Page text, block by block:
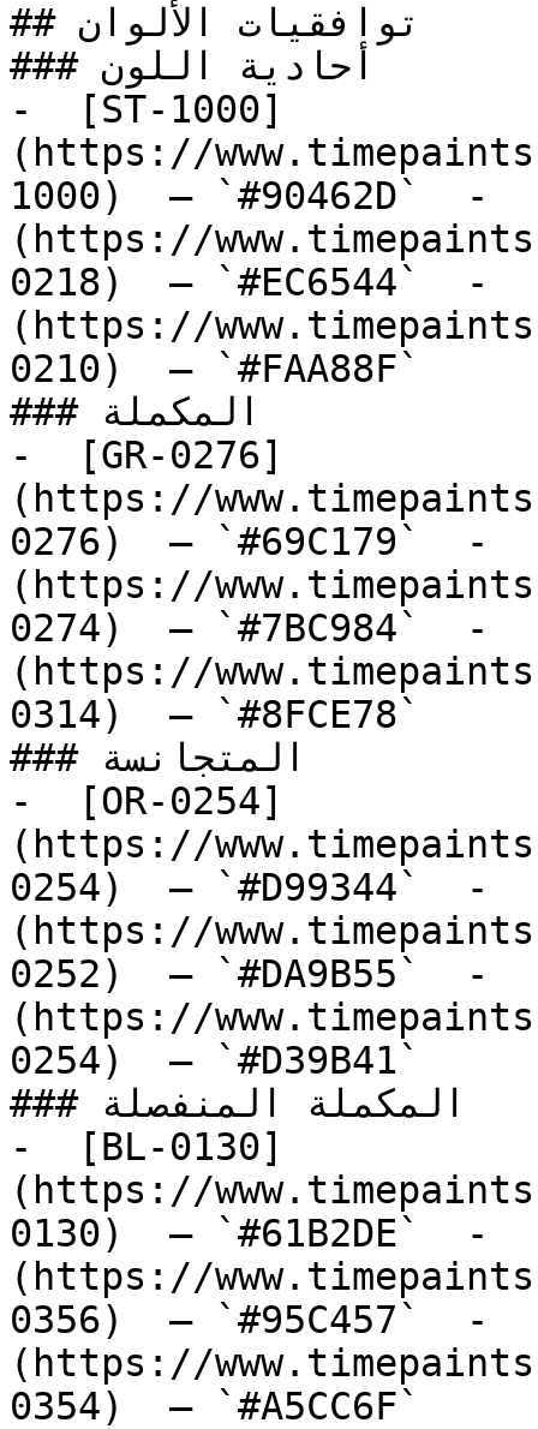
## توافقيات الألوان
### أحادية اللون
-  [ST-1000]
(https://
1000)  — `#90462D`  -
(https://
0218)  — `#EC6544`  -
(https://
0210)  — `#FAA88F`
### المكملة
-  [GR-0276]
(https://
0276)  — `#69C179`  -
(https://
0274)  — `#7BC984`  -
(https://
0314)  — `#8FCE78`
### المتجانسة
-  [OR-0254]
(https://
0254)  — `#D99344`  -
(https://
0252)  — `#DA9B55`  -
(https://
0254)  — `#D39B41`
### المكملة المنفصلة
-  [BL-0130]
(https://
0130)  — `#61B2DE`  -
(https://
0356)  — `#95C457`  -
(https://
0354)  — `#A5CC6F`